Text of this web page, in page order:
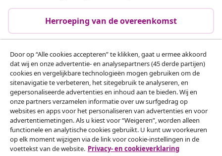
Herroeping van de overeenkomst
Klantenservice
Zakelijk
vidaXL
Ontdek meer
Door op “Alle cookies accepteren” te klikken, gaat u ermee akkoord
dat wij en onze advertentie- en analysepartners (45 derde partijen)
cookies en vergelijkbare technologieën mogen gebruiken om de
sitenavigatie te verbeteren, het sitegebruik te analyseren, en
gepersonaliseerde advertenties en inhoud aan te bieden. Wij en
onze partners verzamelen informatie over uw surfgedrag op
websites en apps voor het personaliseren van advertenties en voor
advertentiemetingen. Als u kiest voor “Weigeren”, worden alleen
functionele en analytische cookies gebruikt. U kunt uw voorkeuren
op elk moment wijzigen via de link voor cookie-instellingen in de
voettekst van de website. Privacy- en cookieverklaring